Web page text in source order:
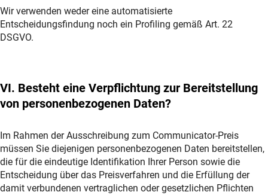
Wir verwenden weder eine automatisierte
Entscheidungsfindung noch ein Profiling gemäß Art. 22
DSGVO.
VI. Besteht eine Verpflichtung zur Bereitstellung
von personenbezogenen Daten?
Im Rahmen der Ausschreibung zum Communicator-Preis
müssen Sie diejenigen personenbezogenen Daten bereitstellen,
die für die eindeutige Identifikation Ihrer Person sowie die
Entscheidung über das Preisverfahren und die Erfüllung der
damit verbundenen vertraglichen oder gesetzlichen Pflichten